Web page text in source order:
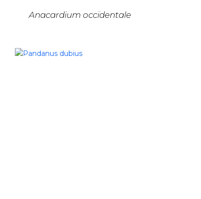
Anacardium occidentale